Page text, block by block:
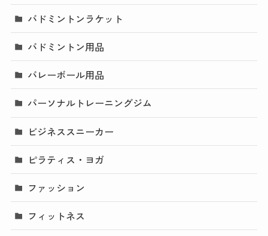
バドミントンラケット
バドミントン用品
バレーボール用品
パーソナルトレーニングジム
ビジネススニーカー
ピラティス・ヨガ
ファッション
フィットネス